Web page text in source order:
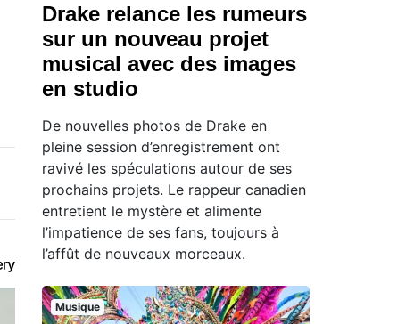
Drake relance les rumeurs
sur un nouveau projet
musical avec des images
en studio
De nouvelles photos de Drake en
pleine session d’enregistrement ont
ravivé les spéculations autour de ses
prochains projets. Le rappeur canadien
entretient le mystère et alimente
l’impatience de ses fans, toujours à
l’affût de nouveaux morceaux.
Musique